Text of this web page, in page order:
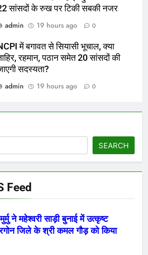
सांसदों के रुख पर टिकी सबकी नजर
admin
19 hours ago 0
में बगावत से सियासी भूचाल, क्या
रहमान, पठान समेत 20 सांसदों की
सदस्यता?
admin
19 hours ago 0
SEARCH
Feed